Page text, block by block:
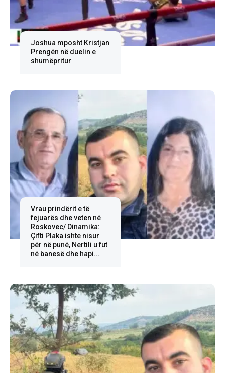
Joshua mposht Kristjan
Prengën në duelin e
shumëpritur
Vrau prindërit e të
fejuarës dhe veten në
Roskovec/ Dinamika:
Çifti Plaka ishte nisur
për në punë, Nertili u fut
në banesë dhe hapi...